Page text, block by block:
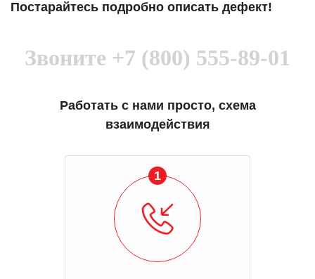
Постарайтесь подробно описать дефект!
Звоните +7 (800) 555-89-01
Работать с нами просто, схема
взаимодействия
1